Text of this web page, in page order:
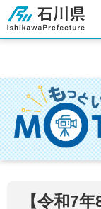
石川県
【令和7